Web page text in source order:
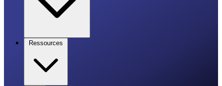
Ressources